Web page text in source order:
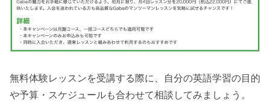
無料体験レッスンを受講する際に、自分の英語学習の目的
や予算・スケジュールも合わせて相談してみましょう。